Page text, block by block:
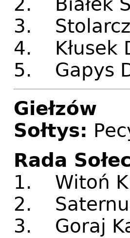
3.
4. Kłusek
5. Gapys
Giełzów
Sołtys:
Rada
1. Witoń
2.
3. Goraj